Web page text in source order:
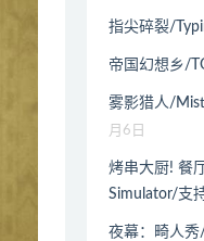
指尖碎裂/
帝国幻想乡/
雾影猎人/
月6日
烤串大厨! 餐
Simulator/支
夜幕：畸人